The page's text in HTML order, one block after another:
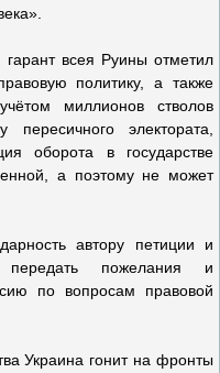
всея Руины отметил
политику, а также
миллионов стволов
электората,
оборота в государстве
а поэтому не может
автору петиции и
пожелания и
по вопросам правовой
Украина гонит на фронты